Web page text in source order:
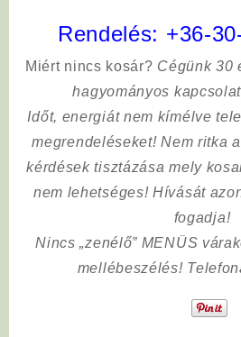
Rendelés: +36-
Miért nincs kosár? Cégünk 30
hagyományos
Időt, energiát nem kímélve
megrendeléseket! Nem ritka
kérdések tisztázása mely
nem lehetséges! Hívását
fogadja!
Nincs „zenélő” MENÜS
mellébeszélés!